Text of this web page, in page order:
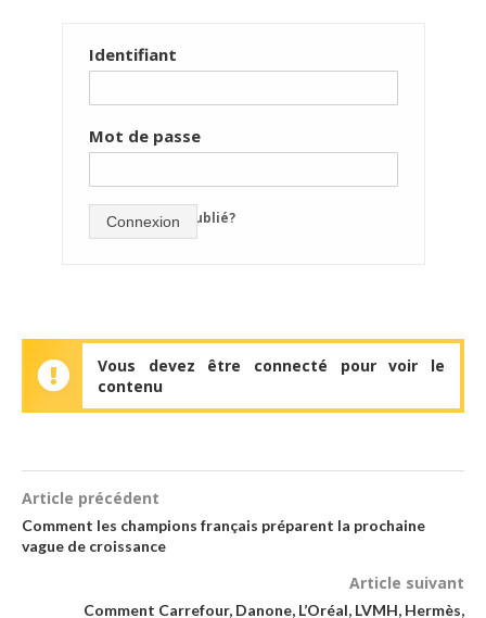
Identifiant
Mot de passe
mot de passe oublié?
Connexion
Vous devez être connecté pour voir le
contenu
Article précédent
Comment les champions français préparent la prochaine
vague de croissance
Article suivant
Comment Carrefour, Danone, L’Oréal, LVMH, Hermès,